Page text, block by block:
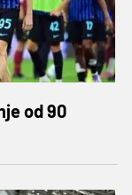
od 90